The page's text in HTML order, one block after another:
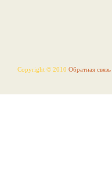
Copyright © 2010 Обратная связь